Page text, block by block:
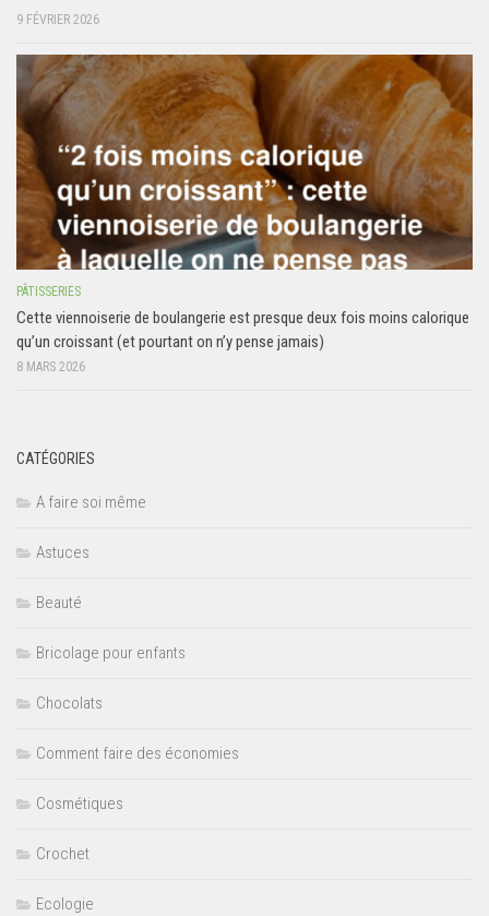
9 FÉVRIER 2026
PÂTISSERIES
Cette viennoiserie de boulangerie est presque deux fois moins calorique
qu’un croissant (et pourtant on n’y pense jamais)
8 MARS 2026
CATÉGORIES
A faire soi même
Astuces
Beauté
Bricolage pour enfants
Chocolats
Comment faire des économies
Cosmétiques
Crochet
Ecologie